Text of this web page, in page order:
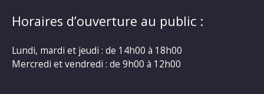
Horaires d’ouverture au public :
Lundi, mardi et jeudi : de 14h00 à 18h00
Mercredi et vendredi : de 9h00 à 12h00